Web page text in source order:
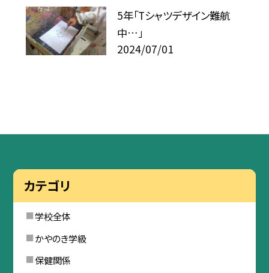
5年「Tシャツデザイン難航
中…」
2024/07/01
カテゴリ
学校全体
かやのき学級
保健関係